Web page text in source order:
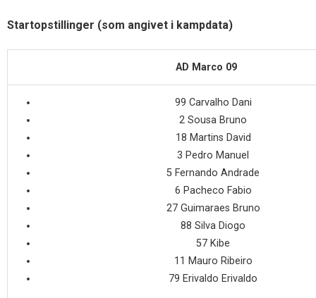
Startopstillinger (som angivet i kampdata)
AD Marco 09
99 Carvalho Dani
2 Sousa Bruno
18 Martins David
3 Pedro Manuel
5 Fernando Andrade
6 Pacheco Fabio
27 Guimaraes Bruno
88 Silva Diogo
57 Kibe
11 Mauro Ribeiro
79 Erivaldo Erivaldo